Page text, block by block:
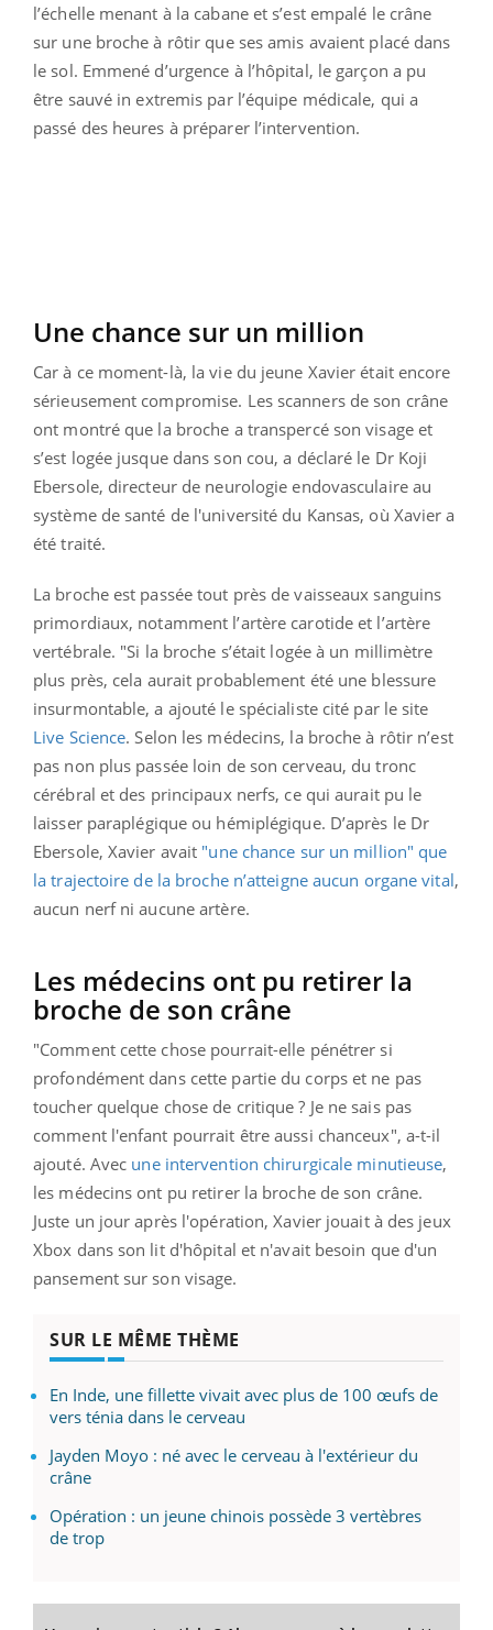
l’échelle menant à la cabane et s’est empalé le crâne
sur une broche à rôtir que ses amis avaient placé dans
le sol. Emmené d’urgence à l’hôpital, le garçon a pu
être sauvé in extremis par l’équipe médicale, qui a
passé des heures à préparer l’intervention.
Une chance sur un million
Car à ce moment-là, la vie du jeune Xavier était encore
sérieusement compromise. Les scanners de son crâne
ont montré que la broche a transpercé son visage et
s’est logée jusque dans son cou, a déclaré le Dr Koji
Ebersole, directeur de neurologie endovasculaire au
système de santé de l'université du Kansas, où Xavier a
été traité.
La broche est passée tout près de vaisseaux sanguins
primordiaux, notamment l’artère carotide et l’artère
vertébrale. "Si la broche s’était logée à un millimètre
plus près, cela aurait probablement été une blessure
insurmontable, a ajouté le spécialiste cité par le site
Live Science. Selon les médecins, la broche à rôtir n’est
pas non plus passée loin de son cerveau, du tronc
cérébral et des principaux nerfs, ce qui aurait pu le
laisser paraplégique ou hémiplégique. D’après le Dr
Ebersole, Xavier avait "une chance sur un million" que
la trajectoire de la broche n’atteigne aucun organe vital,
aucun nerf ni aucune artère.
Les médecins ont pu retirer la
broche de son crâne
"Comment cette chose pourrait-elle pénétrer si
profondément dans cette partie du corps et ne pas
toucher quelque chose de critique ? Je ne sais pas
comment l'enfant pourrait être aussi chanceux", a-t-il
ajouté. Avec une intervention chirurgicale minutieuse,
les médecins ont pu retirer la broche de son crâne.
Juste un jour après l'opération, Xavier jouait à des jeux
Xbox dans son lit d'hôpital et n'avait besoin que d'un
pansement sur son visage.
SUR LE MÊME THÈME
En Inde, une fillette vivait avec plus de 100 œufs de
vers ténia dans le cerveau
Jayden Moyo : né avec le cerveau à l'extérieur du
crâne
Opération : un jeune chinois possède 3 vertèbres
de trop